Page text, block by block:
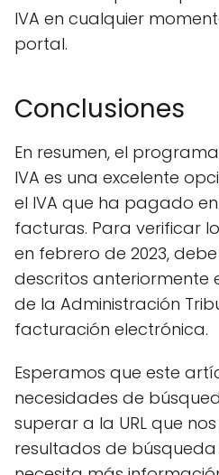
IVA en cualquier
portal.
Conclusiones
En resumen, el
IVA es una excelente
el IVA que ha pagado
facturas. Para verificar
en febrero de 2023,
descritos anteriormente
de la Administración
facturación electrónica.
Esperamos que este
necesidades de
superar a la URL que
resultados de búsqueda